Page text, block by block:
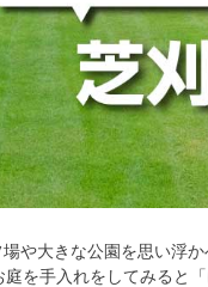
や大きな公園を思い浮か
を手入れをしてみると